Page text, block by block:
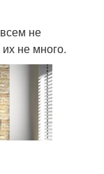
не
не много.